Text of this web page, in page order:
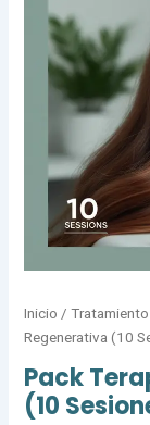
Inicio /
Regenerativa (10
Pack
(10